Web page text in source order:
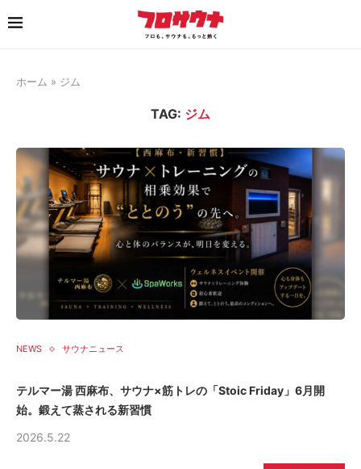
ホーム » ジム
TAG: ジム
NEWS サウナニュース
テルマー湯 西麻布、サウナ×筋トレの「Stoic Friday」6月開
始。鍛えて蒸される新習慣
2026.5.22